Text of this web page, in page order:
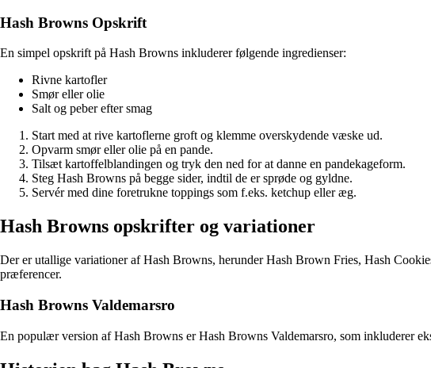
Hash Browns Opskrift
En simpel opskrift på Hash Browns inkluderer følgende ingredienser:
Rivne kartofler
Smør eller olie
Salt og peber efter smag
Start med at rive kartoflerne groft og klemme overskydende væske ud.
Opvarm smør eller olie på en pande.
Tilsæt kartoffelblandingen og tryk den ned for at danne en pandekageform.
Steg Hash Browns på begge sider, indtil de er sprøde og gyldne.
Servér med dine foretrukne toppings som f.eks. ketchup eller æg.
Hash Browns opskrifter og variationer
Der er utallige variationer af Hash Browns, herunder Hash Brown Fries, Hash
præferencer.
Hash Browns Valdemarsro
En populær version af Hash Browns er Hash Browns Valdemarsro, som inkluderer